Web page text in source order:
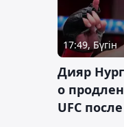
17:49, Бүгін
Дияр
о
UFC